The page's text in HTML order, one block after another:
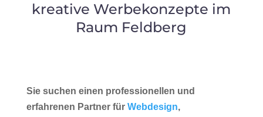
kreative Werbekonzepte im
Raum Feldberg
Sie suchen einen professionellen und
erfahrenen Partner für Webdesign,